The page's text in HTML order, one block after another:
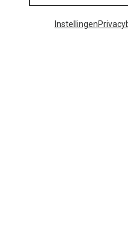
36 van 36
Instellingen